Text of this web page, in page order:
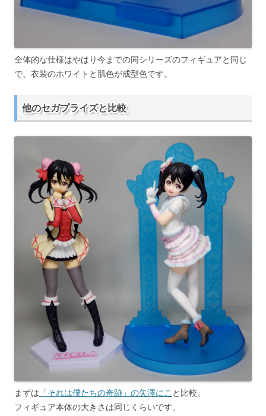
全体的な仕様はやはり今までの同シリーズのフィギュアと同じ
で、衣装のホワイトと肌色が成型色です。
他のセガプライズと比較
まずは 「それは僕たちの奇跡」の矢澤にこ と比較。
フィギュア本体の大きさは同じくらいです。